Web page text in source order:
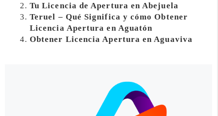
Tu Licencia de Apertura en Abejuela
Teruel – Qué Significa y cómo Obtener
Licencia Apertura en Aguatón
Obtener Licencia Apertura en Aguaviva